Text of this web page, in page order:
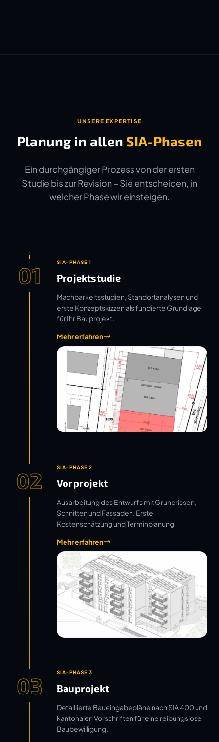
UNSERE EXPERTISE
Planung in allen SIA-Phasen
Ein durchgängiger Prozess von der ersten
Studie bis zur Revision – Sie entscheiden, in
welcher Phase wir einsteigen.
01 SIA-PHASE 1
Projektstudie
Machbarkeitsstudien, Standortanalysen und
erste Konzeptskizzen als fundierte Grundlage
für Ihr Bauprojekt.
Mehr erfahren
02 SIA-PHASE 2
Vorprojekt
Ausarbeitung des Entwurfs mit Grundrissen,
Schnitten und Fassaden. Erste
Kostenschätzung und Terminplanung.
Mehr erfahren
03 SIA-PHASE 3
Bauprojekt
Detaillierte Baueingabepläne nach SIA 400 und
kantonalen Vorschriften für eine reibungslose
Baubewilligung.